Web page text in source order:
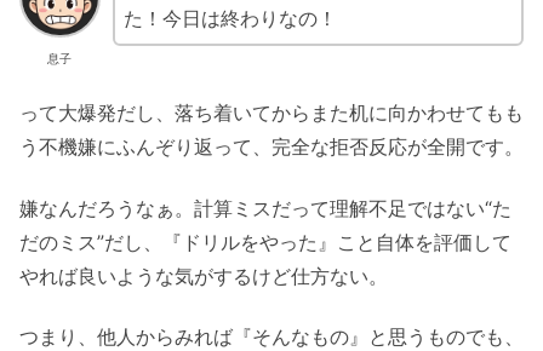
息子
た！今日は終わりなの！
って大爆発だし、落ち着いてからまた机に向かわせてもも
う不機嫌にふんぞり返って、完全な拒否反応が全開です。
嫌なんだろうなぁ。計算ミスだって理解不足ではない“た
だのミス”だし、『ドリルをやった』こと自体を評価して
やれば良いような気がするけど仕方ない。
つまり、他人からみれば『そんなもの』と思うものでも、